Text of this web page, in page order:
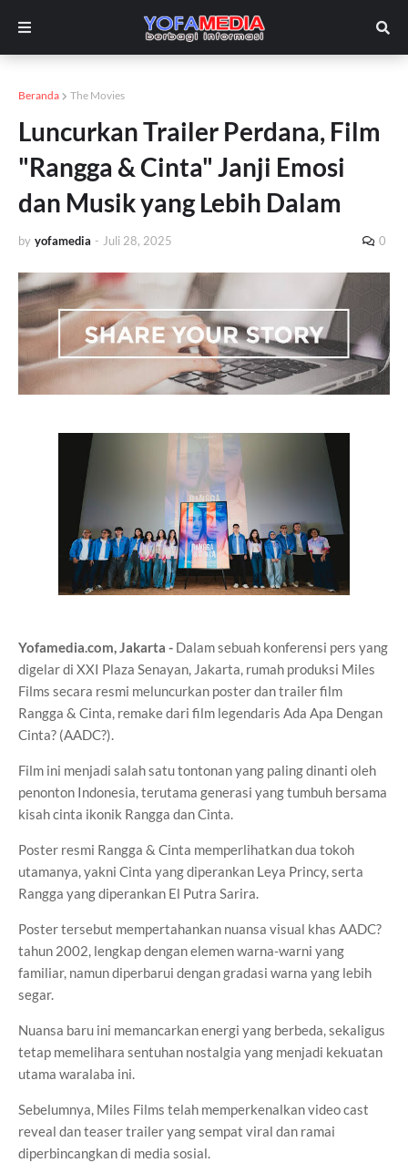
Beranda The Movies
Luncurkan Trailer Perdana, Film
"Rangga & Cinta" Janji Emosi
dan Musik yang Lebih Dalam
by yofamedia - Juli 28, 2025 0
Yofamedia.com, Jakarta - Dalam sebuah konferensi pers yang
digelar di XXI Plaza Senayan, Jakarta, rumah produksi Miles
Films secara resmi meluncurkan poster dan trailer film
Rangga & Cinta, remake dari film legendaris Ada Apa Dengan
Cinta? (AADC?).
Film ini menjadi salah satu tontonan yang paling dinanti oleh
penonton Indonesia, terutama generasi yang tumbuh bersama
kisah cinta ikonik Rangga dan Cinta.
Poster resmi Rangga & Cinta memperlihatkan dua tokoh
utamanya, yakni Cinta yang diperankan Leya Princy, serta
Rangga yang diperankan El Putra Sarira.
Poster tersebut mempertahankan nuansa visual khas AADC?
tahun 2002, lengkap dengan elemen warna-warni yang
familiar, namun diperbarui dengan gradasi warna yang lebih
segar.
Nuansa baru ini memancarkan energi yang berbeda, sekaligus
tetap memelihara sentuhan nostalgia yang menjadi kekuatan
utama waralaba ini.
Sebelumnya, Miles Films telah memperkenalkan video cast
reveal dan teaser trailer yang sempat viral dan ramai
diperbincangkan di media sosial.